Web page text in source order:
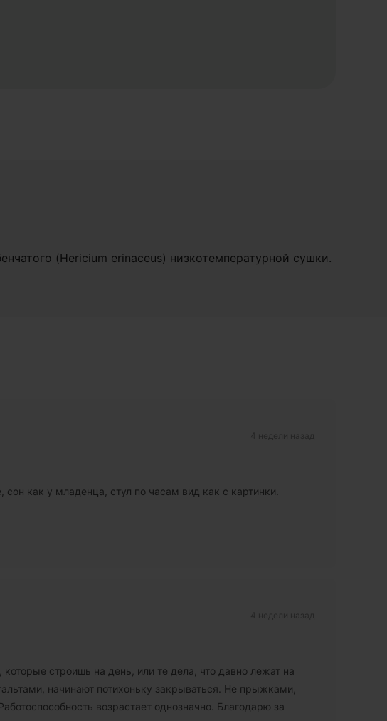
(Hericium erinaceus) низкотемпературной сушки.
сон как у младенца, стул по часам вид как с картинки.
строишь на день, или те дела, что давно лежат на
начинают потихоньку закрываться. Не прыжками,
возрастает однозначно. Благодарю за